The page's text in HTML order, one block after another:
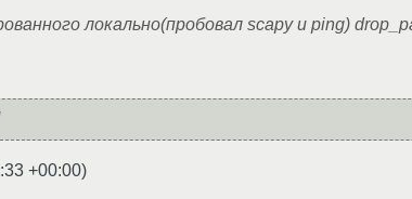
локально(пробовал scapy и ping)
+00:00)